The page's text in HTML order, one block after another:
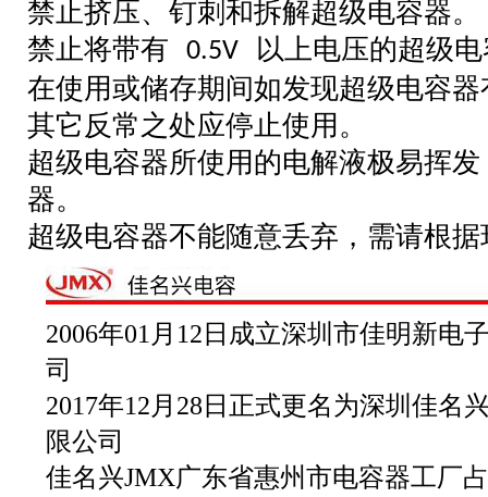
禁止挤压、钉刺和拆解超级电容器。
禁止将带有
0.5V 以上电压的超级
在使用或储存期间如发现超级电容
其它反常之处应停止使用。
超级电容器所使用的电解液极易挥
器。
超级电容器不能随意丢弃，需请根
2006年01月12日成立深圳市佳明新电
司
2017年12月28日正式更名为深圳佳名
限公司
佳名兴JMX广东省惠州市电容器工厂